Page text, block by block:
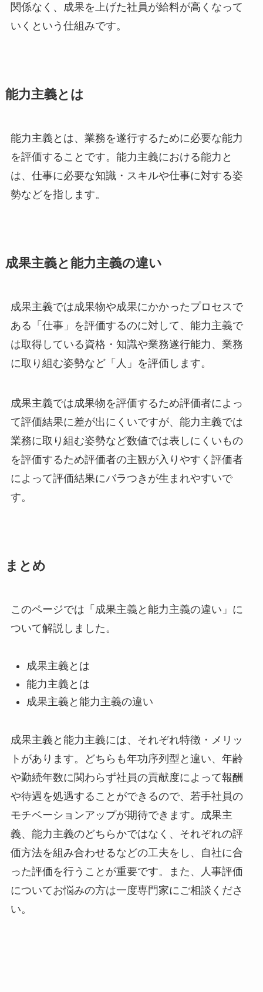
関係なく、成果を上げた社員が給料が高くなって
いくという仕組みです。
能力主義とは
能力主義とは、業務を遂行するために必要な能力
を評価することです。能力主義における能力と
は、仕事に必要な知識・スキルや仕事に対する姿
勢などを指します。
成果主義と能力主義の違い
成果主義では成果物や成果にかかったプロセスで
ある「仕事」を評価するのに対して、能力主義で
は取得している資格・知識や業務遂行能力、業務
に取り組む姿勢など「人」を評価します。
成果主義では成果物を評価するため評価者によっ
て評価結果に差が出にくいですが、能力主義では
業務に取り組む姿勢など数値では表しにくいもの
を評価するため評価者の主観が入りやすく評価者
によって評価結果にバラつきが生まれやすいで
す。
まとめ
このページでは「成果主義と能力主義の違い」に
ついて解説しました。
成果主義とは
能力主義とは
成果主義と能力主義の違い
成果主義と能力主義には、それぞれ特徴・メリッ
トがあります。どちらも年功序列型と違い、年齢
や勤続年数に関わらず社員の貢献度によって報酬
や待遇を処遇することができるので、若手社員の
モチベーションアップが期待できます。成果主
義、能力主義のどちらかではなく、それぞれの評
価方法を組み合わせるなどの工夫をし、自社に合
った評価を行うことが重要です。また、人事評価
についてお悩みの方は一度専門家にご相談くださ
い。